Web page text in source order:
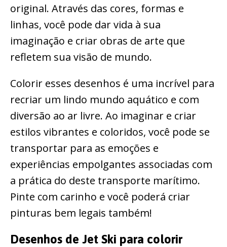
original. Através das cores, formas e
linhas, você pode dar vida à sua
imaginação e criar obras de arte que
refletem sua visão de mundo.
Colorir esses desenhos é uma incrível para
recriar um lindo mundo aquático e com
diversão ao ar livre. Ao imaginar e criar
estilos vibrantes e coloridos, você pode se
transportar para as emoções e
experiências empolgantes associadas com
a prática do deste transporte marítimo.
Pinte com carinho e você poderá criar
pinturas bem legais também!
Desenhos de Jet Ski para colorir